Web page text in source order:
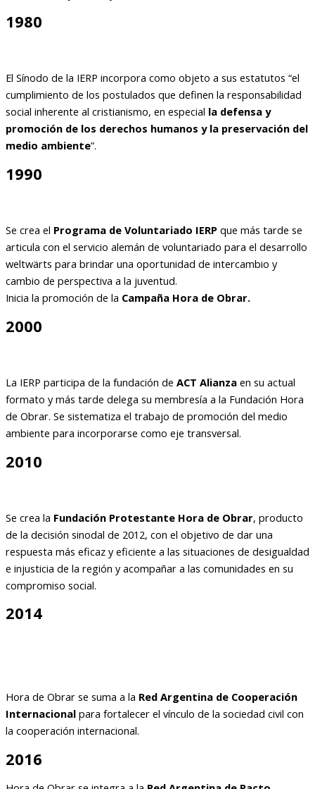
1980
El Sínodo de la IERP incorpora como objeto a sus estatutos “el
cumplimiento de los postulados que definen la responsabilidad
social inherente al cristianismo, en especial la defensa y
promoción de los derechos humanos y la preservación del
medio ambiente”.
1990
Se crea el Programa de Voluntariado IERP que más tarde se
articula con el servicio alemán de voluntariado para el desarrollo
weltwärts para brindar una oportunidad de intercambio y
cambio de perspectiva a la juventud.
Inicia la promoción de la Campaña Hora de Obrar.
2000
La IERP participa de la fundación de ACT Alianza en su actual
formato y más tarde delega su membresía a la Fundación Hora
de Obrar. Se sistematiza el trabajo de promoción del medio
ambiente para incorporarse como eje transversal.
2010
Se crea la Fundación Protestante Hora de Obrar, producto
de la decisión sinodal de 2012, con el objetivo de dar una
respuesta más eficaz y eficiente a las situaciones de desigualdad
e injusticia de la región y acompañar a las comunidades en su
compromiso social.
2014
Hora de Obrar se suma a la Red Argentina de Cooperación
Internacional para fortalecer el vínculo de la sociedad civil con
la cooperación internacional.
2016